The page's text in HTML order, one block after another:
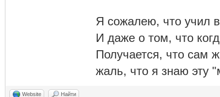
Я сожалею, что учил
И даже о том, что
Получается, что сам
жаль, что я знаю эту
Website Найти